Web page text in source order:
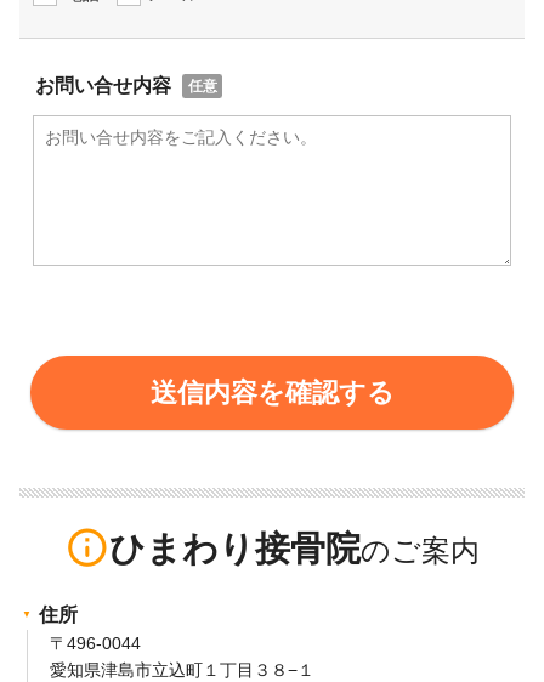
お問い合せ内容
info_outlineひまわり接骨院
住所
〒496-0044
愛知県津島市立込町１丁目３８−１